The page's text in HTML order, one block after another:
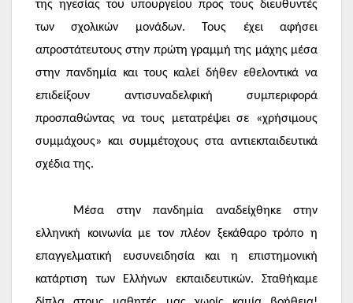
της ηγεσίας του υπουργείου προς τους διευθυντές
των σχολικών μονάδων. Τους έχει αφήσει
απροστάτευτους στην πρώτη γραμμή της μάχης μέσα
στην πανδημία και τους καλεί δήθεν εθελοντικά να
επιδείξουν αντισυναδελφική συμπεριφορά
προσπαθώντας να τους μετατρέψει σε «χρήσιμους
συμμάχους» και συμμέτοχους στα αντιεκπαιδευτικά
σχέδια της.
Μέσα στην πανδημία αναδείχθηκε στην
ελληνική κοινωνία με τον πλέον ξεκάθαρο τρόπο η
επαγγελματική ευσυνειδησία και η επιστημονική
κατάρτιση των Ελλήνων εκπαιδευτικών. Σταθήκαμε